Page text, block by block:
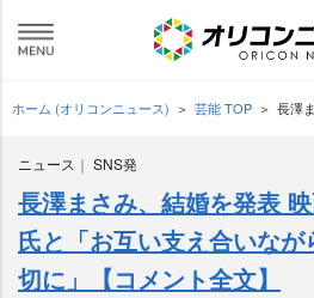
ホーム (オリコンニュース) 芸能 TOP 長澤
ニュース SNS発
長澤まさみ、結婚を発表
氏と「お互い支え合いな
切に」【コメント全文】